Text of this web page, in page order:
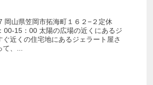
山県笠岡市拓海町１６２−２定休
15：00 太陽の広場の近くにあるジ
近くの住宅地にあるジェラート屋さ
、...